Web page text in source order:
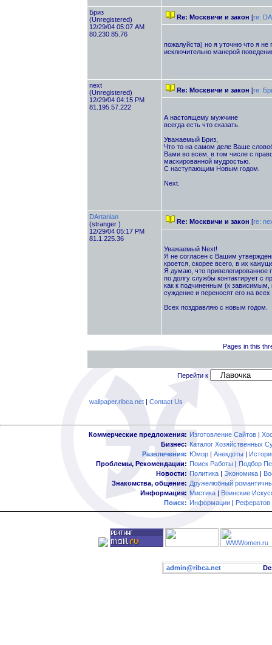
Бриз
(Unregistered)
12/29/04 05:07 AM
80.230.85.76
Re: Москвичи и закон [re:
пожалуйста) но я уточню что я
исключительно манерой
next
(Unregistered)
12/29/04 04:15 PM
81.195.57.222
Re: Москвичи и закон [re:
А настоящему мужчине
всегда есть что сказать.
Уважаемый Бриз,
Что то на самом деле Ваше
Вами во всем, в том числе с
маскированной мудростью.
С наступающим Новым годом.
Next.
DArtanian
(stranger )
12/29/04 05:17 PM
81.1.225.36
Re: Москвичи и закон [re:
Уважаемый Next!
Я не согласен с Вашим
кроется, скорее всего, в их
Я думаю, что
по долгу службы контактирует с
как к подчиненным (к зависимым,
суждение и переносят его на
Всех поздравляю с новым годом.
Pages in this
Перейти к
wallpaper.ribca.net| Contact Us
Коммерческие предложения: Изготовление Сайтов |
Бизнес: Каталог Хозяйственных
Развлечения: Юмор | Анекдоты |
Проблемы, Рекомендации: Поиск Работы | Подбор
Новости: Политика | Экономика |
Знакомства, общение: Дружелюбный
Информация: Мистика | Воинские
Поиск: Информации | Рефератов
admin@ribca.net